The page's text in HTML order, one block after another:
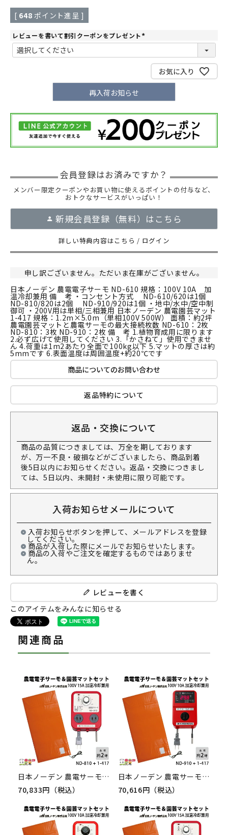
[ 648 ポイント進呈 ]
レビューを書いて割引クーポンをプレゼント
(
)
お気に入り
再入荷お知らせ
メンバー限定クーポンやお買い物に使えるポイントの付与など、
おトクなサービスがいっぱい！
新規会員登録（無料）はこちら
詳しい特典内容はこちら / ログイン
申し訳ございません。ただいま在庫がございません。
日本ノーデン 農電電子サーモ ND-610 規格：100V 10A 加
温冷却兼用 備 考 ・コンセント方式 ND-610/620は1個
ND-810/820は2個 ND-910/920は1個 ・地中/水中/空中制
御可 ・200V用は単相/三相兼用 日本ノーデン 農電園芸マット
1-417 規格：1.2m×5.0m（単相100V 500W） 面積：約2坪
農電園芸マットと農電サーモの最大接続枚数 ND-610：2枚
ND-810：3枚 ND-910：2枚 備 考 1.植物育成用に限ります
2.必ず広げて使用してください 3.「かさねて」使用できませ
ん 4.荷重は1m2あたり全面で100kg以下 5.マットの厚さは約
5mmです 6.表面温度は周囲温度+約20℃です
商品についてのお問い合わせ
返品特約について
返品・交換について
商品の品質につきましては、万全を期しております
が、万一不良・破損などがございましたら、商品到着
後5日以内にお知らせください。返品・交換につきまし
ては、5日以内、未開封・未使用に限り可能です。
入荷お知らせメールについて
入荷お知らせボタンを押して、メールアドレスを登録
してください。
商品が入荷した際にメールでお知らせいたします。
商品の入荷やご注文を確定するものではありませ
ん。
レビューを書く
このアイテムをみんなに知らせる
関連商品
日本ノーデン 農電サーモ 農電園芸マット1枚セット ND-810 + 1-417
70,833円（税込）
日本ノーデン 農電サーモ 農電園芸マット1枚セット ND-910 + 1-417
70,616円（税込）